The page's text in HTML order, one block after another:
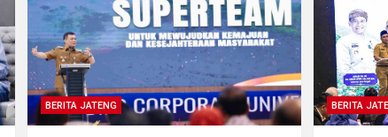
BERITA JATENG BERITA